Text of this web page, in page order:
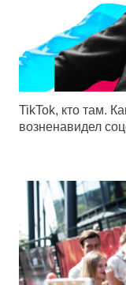
TikTok, кто там.
возненавидел